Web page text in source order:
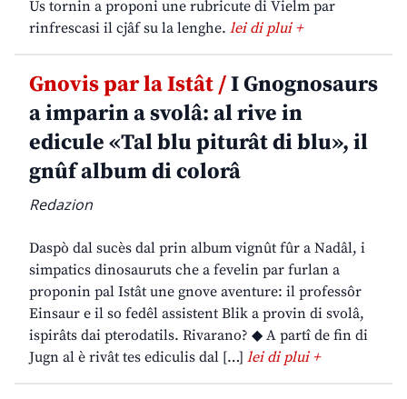
Us tornin a proponi une rubricute di Vielm par
rinfrescasi il cjâf su la lenghe. lei di plui +
Gnovis par la Istât /I Gnognosaurs
a imparin a svolâ: al rive in
edicule «Tal blu piturât di blu», il
gnûf album di colorâ
Redazion
Daspò dal sucès dal prin album vignût fûr a Nadâl, i
simpatics dinosauruts che a fevelin par furlan a
proponin pal Istât une gnove aventure: il professôr
Einsaur e il so fedêl assistent Blik a provin di svolâ,
ispirâts dai pterodatils. Rivarano? ◆ A partî de fin di
Jugn al è rivât tes ediculis dal […] lei di plui +